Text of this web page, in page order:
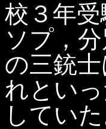
校３年
ソプ，
の三銃
れとい
していた